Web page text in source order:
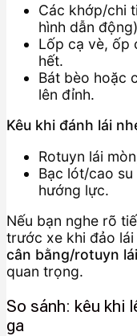
Các khớp/chi
hình dẫn
Lốp cạ vè, ốp
hết.
Bát bèo hoặc
lên đỉnh.
Kêu khi đánh lái
Rotuyn lái
Bạc lót/cao
hướng lực.
Nếu bạn nghe rõ
trước xe khi đảo
cân bằng/rotuyn
quan trọng.
So sánh: kêu khi
ga